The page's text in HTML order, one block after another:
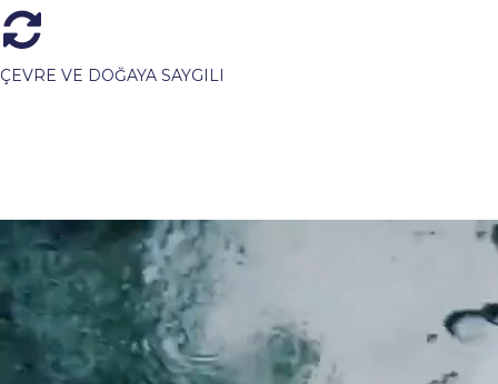
ÇEVRE VE DOĞAYA SAYGILI